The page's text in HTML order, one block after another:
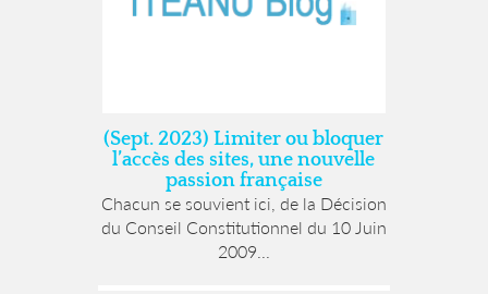
(Sept. 2023) Limiter ou bloquer
l’accès des sites, une nouvelle
passion française
Chacun se souvient ici, de la Décision
du Conseil Constitutionnel du 10 Juin
2009...